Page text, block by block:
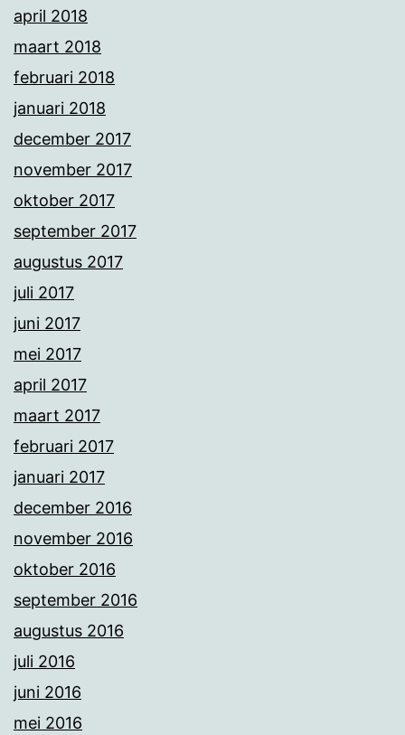
april 2018
maart 2018
februari 2018
januari 2018
december 2017
november 2017
oktober 2017
september 2017
augustus 2017
juli 2017
juni 2017
mei 2017
april 2017
maart 2017
februari 2017
januari 2017
december 2016
november 2016
oktober 2016
september 2016
augustus 2016
juli 2016
juni 2016
mei 2016